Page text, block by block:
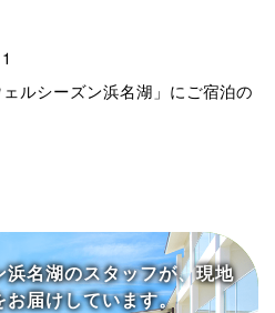
ルシーズン浜名湖」にご宿泊の
浜名湖のスタッフが、現地
お届けしています。